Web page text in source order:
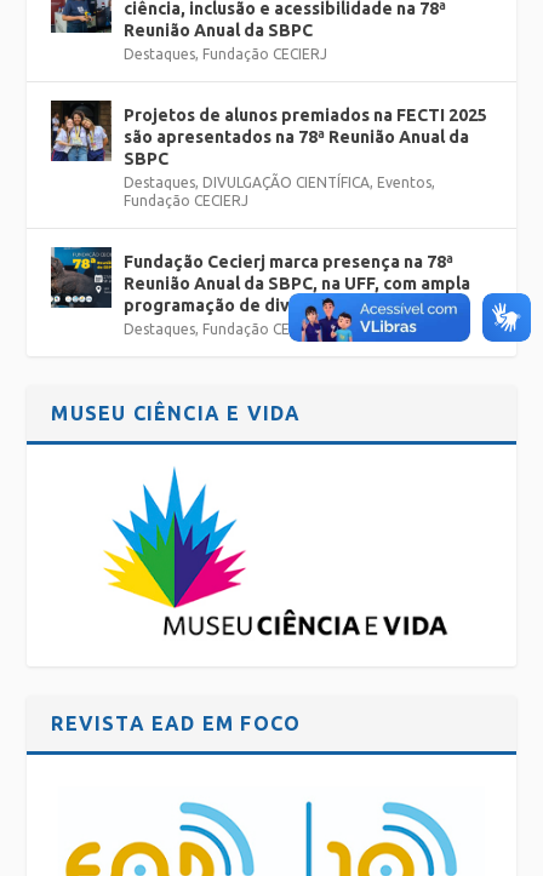
ciência, inclusão e acessibilidade na 78ª
Reunião Anual da SBPC
Destaques, Fundação CECIERJ
Projetos de alunos premiados na FECTI 2025
são apresentados na 78ª Reunião Anual da
SBPC
Destaques, DIVULGAÇÃO CIENTÍFICA, Eventos,
Fundação CECIERJ
Fundação Cecierj marca presença na 78ª
Reunião Anual da SBPC, na UFF, com ampla
programação de divulgação científica
Destaques, Fundação CECIERJ
MUSEU CIÊNCIA E VIDA
REVISTA EAD EM FOCO